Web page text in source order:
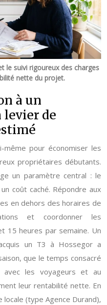
le suivi rigoureux des charges
nette du projet.
à un
levier de
pour économiser les
propriétaires débutants.
un paramètre central : le
coût caché. Répondre aux
en dehors des horaires de
et coordonner les
15 heures par semaine. Un
un T3 à Hossegor a
que le temps consacré
avec les voyageurs et au
leur rentabilité nette. En
(type Agence Durand),